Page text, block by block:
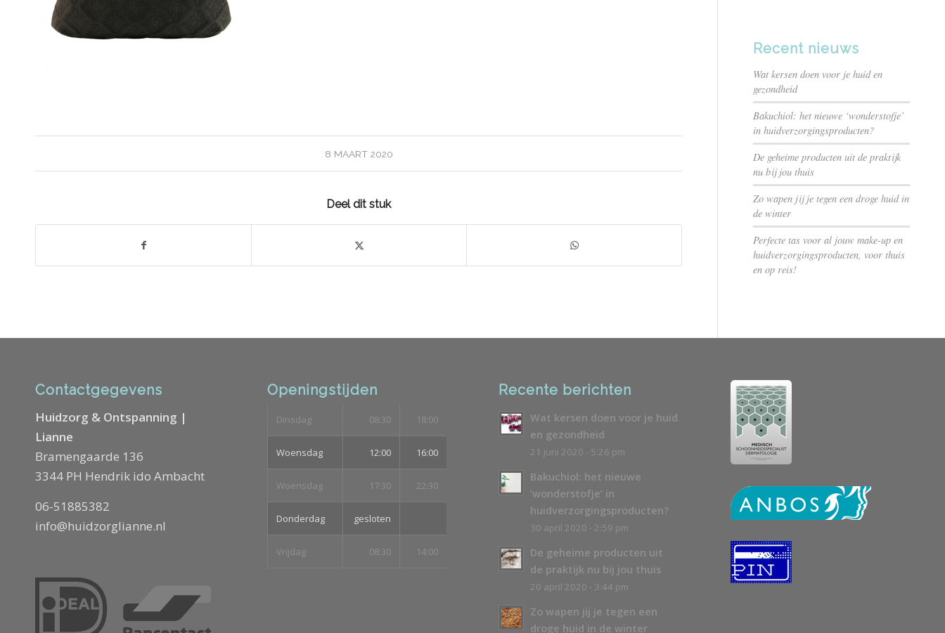
8 MAART 2020
Deel dit stuk
Recent nieuws
Wat kersen doen voor je huid en
gezondheid
Bakuchiol: het nieuwe ‘wonderstofje’
in huidverzorgingsproducten?
De geheime producten uit de praktijk
nu bij jou thuis
Zo wapen jij je tegen een droge huid in
de winter
Perfecte tas voor al jouw make-up en
huidverzorgingsproducten, voor thuis
en op reis!
Contactgegevens
Huidzorg & Ontspanning |
Lianne
Bramengaarde 136
3344 PH Hendrik ido Ambacht
06-51885382
info@huidzorglianne.nl
Openingstijden
Dinsdag 08:30 18:00
Woensdag 12:00 16:00
Woensdag 17:30 22:30
Donderdag gesloten
Vrijdag 08:30 14:00
Recente berichten
Wat kersen doen voor je huid
en gezondheid
21 juni 2020 - 5:26 pm
Bakuchiol: het nieuwe
‘wonderstofje’ in
huidverzorgingsproducten?
30 april 2020 - 2:59 pm
De geheime producten uit
de praktijk nu bij jou thuis
20 april 2020 - 3:44 pm
Zo wapen jij je tegen een
droge huid in de winter